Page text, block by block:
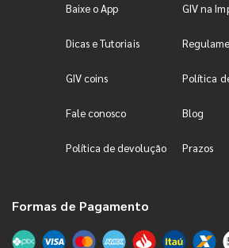
Baixe o App GIV na
Dicas e Tutoriais
GIV coins Política
Fale conosco Blog
Política de devolução Prazos
Formas de Pagamento